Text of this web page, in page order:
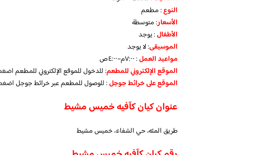
النوع: مطعم
الأسعار:متوسطة
الأطفال:يوجد
الموسيقى:لا يوجد
مواعيد العمل: ٧:٠٠م–٤:٠٠ص
الموقع الإلكتروني للمطعم: للدخول للموقع الإلكتروني للمطعم
الموقع على خرائط جوجل: للوصول للمطعم عبر خرائط جوجل
عنوان كيان كآفيه خميس مشيط
طريق المئه، حي الشفاء، خميس مشيط